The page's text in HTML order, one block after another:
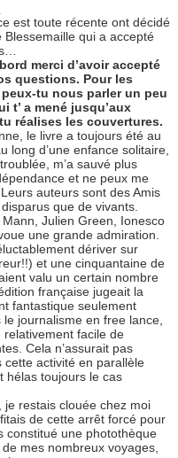
est toute récente ont décidé
qui a accepté
merci d’avoir accepté
questions. Pour les
tu nous parler un peu
t’ a mené jusqu’aux
réalises les couvertures.
le livre a toujours été au
long d’une enfance solitaire,
m’a sauvé plus
et ne peux me
auteurs sont des Amis
que de vivants.
Julien Green, Ionesco
une grande admiration.
dériver sur
et une cinquantaine de
valu un certain nombre
française jugeait la
fantastique seulement
journalisme en free lance,
relativement facile de
Cela n’assurait pas
activité en parallèle
hélas toujours le cas
je restais clouée chez moi
de cette arrêt forcé pour
constitué une photothèque
mes nombreux voyages,